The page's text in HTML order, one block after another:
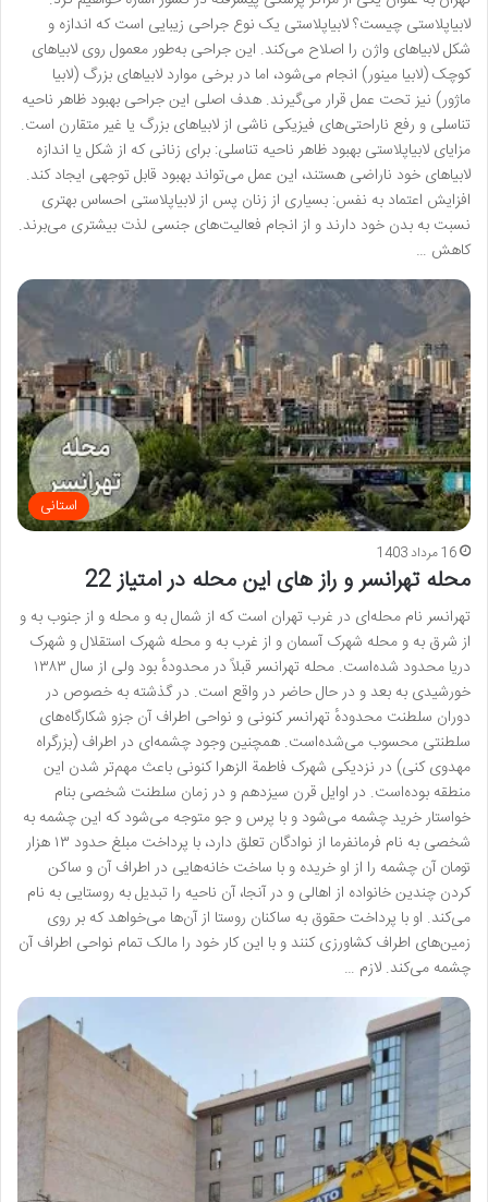
لابیاپلاستی چیست؟ لابیاپلاستی یک نوع جراحی زیبایی است که اندازه و
شکل لابیاهای واژن را اصلاح می‌کند. این جراحی به‌طور معمول روی لابیاهای
کوچک (لابیا مینور) انجام می‌شود، اما در برخی موارد لابیاهای بزرگ (لابیا
ماژور) نیز تحت عمل قرار می‌گیرند. هدف اصلی این جراحی بهبود ظاهر ناحیه
تناسلی و رفع ناراحتی‌های فیزیکی ناشی از لابیاهای بزرگ یا غیر متقارن است.
مزایای لابیاپلاستی بهبود ظاهر ناحیه تناسلی: برای زنانی که از شکل یا اندازه
لابیاهای خود ناراضی هستند، این عمل می‌تواند بهبود قابل توجهی ایجاد کند.
افزایش اعتماد به نفس: بسیاری از زنان پس از لابیاپلاستی احساس بهتری
نسبت به بدن خود دارند و از انجام فعالیت‌های جنسی لذت بیشتری می‌برند.
کاهش …
استانی
16 مرداد 1403
محله تهرانسر و راز های این محله در امتیاز 22
تهرانسر نام محله‌ای در غرب تهران است که از شمال به و محله و از جنوب به و
از شرق به و محله شهرک آسمان و از غرب به و محله شهرک استقلال و شهرک
دریا محدود شده‌است. محله تهرانسر قبلاً در محدودهٔ بود ولی از سال ۱۳۸۳
خورشیدی به بعد و در حال حاضر در واقع است. در گذشته به خصوص در
دوران سلطنت محدودهٔ تهرانسر کنونی و نواحی اطراف آن جزو شکارگاه‌های
سلطنتی محسوب می‌شده‌است. همچنین وجود چشمه‌ای در اطراف (بزرگراه
مهدوی کنی) در نزدیکی شهرک فاطمة الزهرا کنونی باعث مهم‌تر شدن این
منطقه بوده‌است. در اوایل قرن سیزدهم و در زمان سلطنت شخصی بنام
خواستار خرید چشمه می‌شود و با پرس و جو متوجه می‌شود که این چشمه به
شخصی به نام فرمانفرما از نوادگان تعلق دارد، با پرداخت مبلغ حدود ۱۳ هزار
تومان آن چشمه را از او خریده و با ساخت خانه‌هایی در اطراف آن و ساکن
کردن چندین خانواده از اهالی و در آنجا، آن ناحیه را تبدیل به روستایی به نام
می‌کند. او با پرداخت حقوق به ساکنان روستا از آن‌ها می‌خواهد که بر روی
زمین‌های اطراف کشاورزی کنند و با این کار خود را مالک تمام نواحی اطراف آن
چشمه می‌کند. لازم …